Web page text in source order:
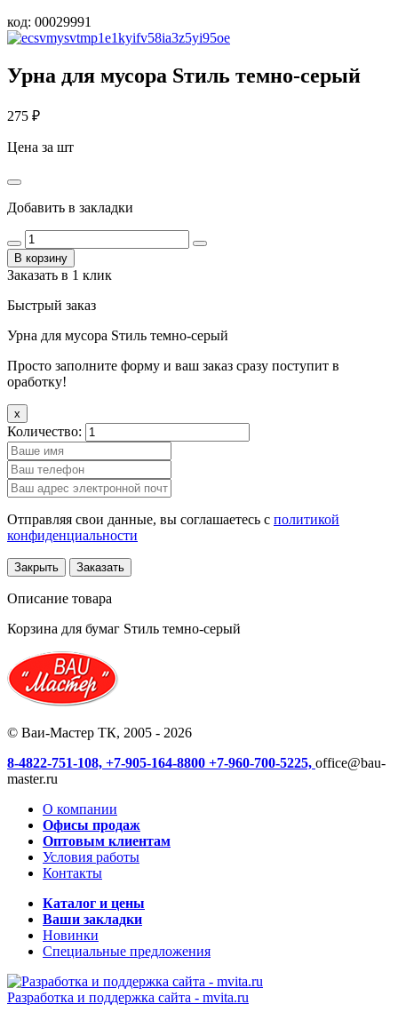
код: 00029991
Урна для мусора Sтиль темно-серый
275 ₽
Цена за шт
Добавить в закладки
В корзину
Заказать в 1 клик
Быстрый заказ
Урна для мусора Sтиль темно-серый
Просто заполните форму и ваш заказ сразу поступит в
оработку!
x
Количество:
Отправляя свои данные, вы соглашаетесь с политикой
конфиденциальности
Закрыть Заказать
Описание товара
Корзина для бумаг Sтиль темно-серый
© Ваи-Мастер ТК, 2005 - 2026
8-4822-751-108, +7-905-164-8800 +7-960-700-5225, office@bau-
master.ru
О компании
Офисы продаж
Оптовым клиентам
Условия работы
Контакты
Каталог и цены
Ваши закладки
Новинки
Специальные предложения
Разработка и поддержка сайта - mvita.ru